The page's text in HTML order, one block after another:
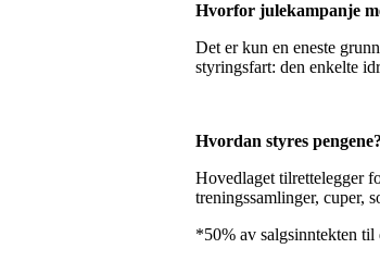
Hvorfor julekampanje
Det er kun en eneste
styringsfart: den enkelte
Hvordan styres pengene?
Hovedlaget tilrettelegger
treningssamlinger, cuper,
*50% av salgsinntekten til